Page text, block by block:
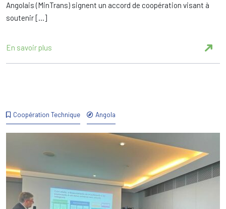
Angolais (MinTrans) signent un accord de coopération visant à
soutenir […]
En savoir plus
Coopération Technique Angola